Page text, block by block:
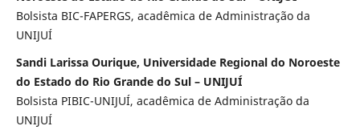
Bolsista BIC-FAPERGS, acadêmica de Administração da
UNIJUÍ
Sandi Larissa Ourique, Universidade Regional do Noroeste
do Estado do Rio Grande do Sul – UNIJUÍ
Bolsista PIBIC-UNIJUÍ, acadêmica de Administração da
UNIJUÍ